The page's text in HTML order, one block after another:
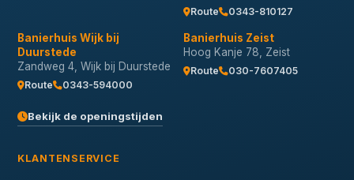
Route 0343-810127
Banierhuis Wijk bij
Duurstede
Zandweg 4, Wijk bij Duurstede
Route 0343-594000
Banierhuis Zeist
Hoog Kanje 78, Zeist
Route 030-7607405
Bekijk de openingstijden
KLANTENSERVICE